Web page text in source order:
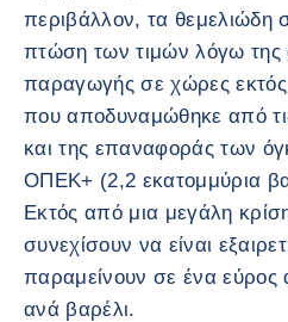
περιβάλλον, τα θεμελιώδη
πτώση των τιμών λόγω της
παραγωγής σε χώρες
που αποδυναμώθηκε από
και της επαναφοράς των
ΟΠΕΚ+ (2,2 εκατομμύρια
Εκτός από μια μεγάλη
συνεχίσουν να είναι
παραμείνουν σε ένα
ανά βαρέλι.